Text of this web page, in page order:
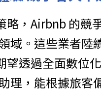
略，Airbnb 的競
域。這些業者陸
望透過全面數位
理，能根據旅客